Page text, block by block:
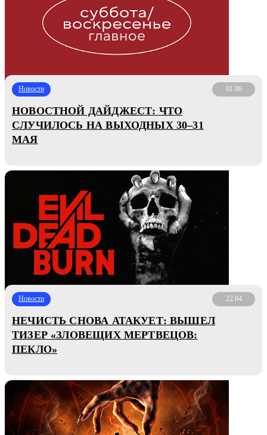
Новости 01.06
НОВОСТНОЙ ДАЙДЖЕСТ: ЧТО
СЛУЧИЛОСЬ НА ВЫХОДНЫХ 30–31
МАЯ
Новости 22.04
НЕЧИСТЬ СНОВА АТАКУЕТ: ВЫШЕЛ
ТИЗЕР «ЗЛОВЕЩИХ МЕРТВЕЦОВ:
ПЕКЛО»